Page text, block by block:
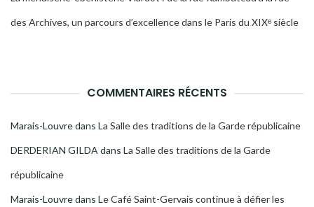
des Archives, un parcours d’excellence dans le Paris du XIXᵉ siècle
COMMENTAIRES RÉCENTS
Marais-Louvredans La Salle des traditions de la Garde républicaine
DERDERIAN GILDAdans La Salle des traditions de la Garde
républicaine
Marais-Louvredans Le Café Saint-Gervais continue à défier les